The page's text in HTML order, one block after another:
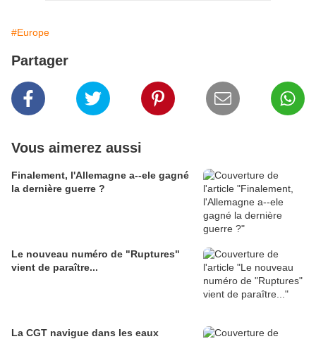
#Europe
Partager
Vous aimerez aussi
Finalement, l'Allemagne a--ele gagné
la dernière guerre ?
Le nouveau numéro de "Ruptures"
vient de paraître...
La CGT navigue dans les eaux